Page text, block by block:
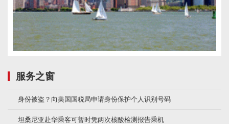
服务之窗
身份被盗？向美国国税局申请身份保护个人识别号码
坦桑尼亚赴华乘客可暂时凭两次核酸检测报告乘机